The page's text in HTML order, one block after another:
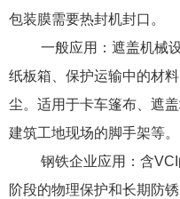
包装膜需要热封机封口。
一般应用：遮盖机械
纸板箱、保护运输中的材
尘。适用于卡车篷布、遮
建筑工地现场的脚手架等。
钢铁企业应用：含VCI
阶段的物理保护和长期防